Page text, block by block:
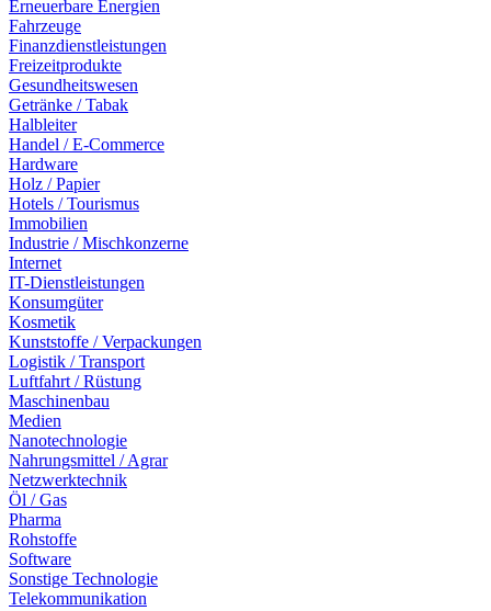
Erneuerbare Energien
Fahrzeuge
Finanzdienstleistungen
Freizeitprodukte
Gesundheitswesen
Getränke / Tabak
Halbleiter
Handel / E-Commerce
Hardware
Holz / Papier
Hotels / Tourismus
Immobilien
Industrie / Mischkonzerne
Internet
IT-Dienstleistungen
Konsumgüter
Kosmetik
Kunststoffe / Verpackungen
Logistik / Transport
Luftfahrt / Rüstung
Maschinenbau
Medien
Nanotechnologie
Nahrungsmittel / Agrar
Netzwerktechnik
Öl / Gas
Pharma
Rohstoffe
Software
Sonstige Technologie
Telekommunikation